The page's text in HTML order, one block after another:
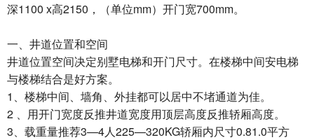
深1100 x高2150，（单位mm）开门宽700mm。
一、井道位置和空间
井道位置空间决定别墅电梯和开门尺寸。在楼梯中间安电梯
与楼梯结合是好方案。
1、楼梯中间、墙角、外挂都可以居中不堵通道为佳。
2 、用开门宽度反推井道宽度用顶层高度反推轿厢高度。
3、载重量推荐3—4人225—320KG轿厢内尺寸0.81.0平方